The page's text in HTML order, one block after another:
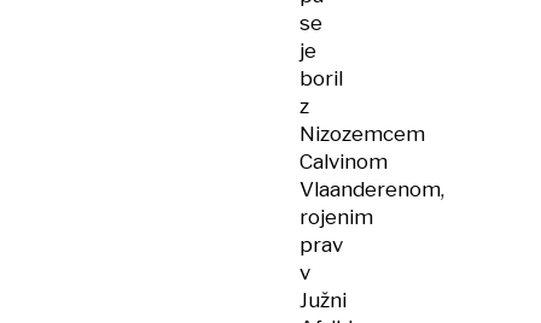
se
je
boril
z
Nizozemcem
Calvinom
Vlaanderenom,
rojenim
prav
v
Južni